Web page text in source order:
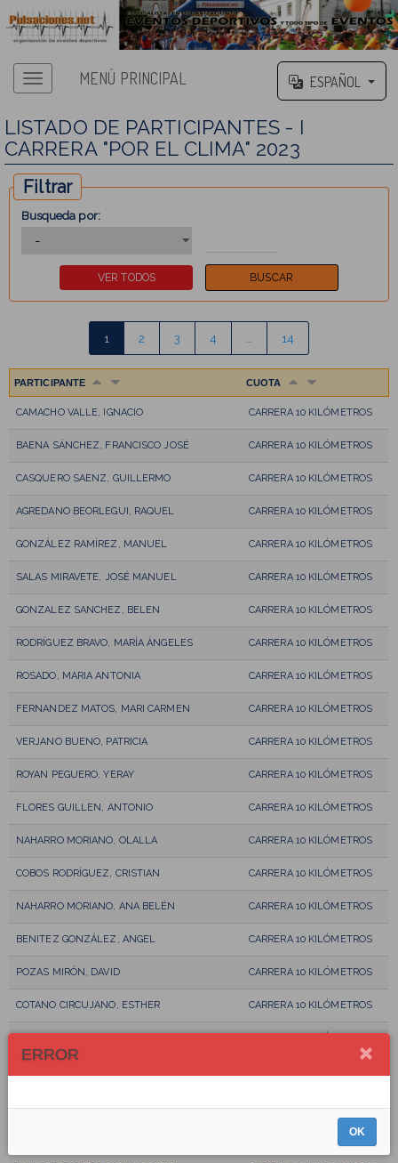
MENÚ PRINCIPAL ESPAÑOL
LISTADO DE PARTICIPANTES - I
CARRERA "POR EL CLIMA" 2023
Filtrar
Busqueda por:
1 2 3 4 14
PARTICIPANTE CUOTA
CAMACHO VALLE, IGNACIO CARRERA 10 KILÓMETROS
BAENA SÁNCHEZ, FRANCISCO JOSÉ CARRERA 10 KILÓMETROS
CASQUERO SAENZ, GUILLERMO CARRERA 10 KILÓMETROS
AGREDANO BEORLEGUI, RAQUEL CARRERA 10 KILÓMETROS
GONZÁLEZ RAMÍREZ, MANUEL CARRERA 10 KILÓMETROS
SALAS MIRAVETE, JOSÉ MANUEL CARRERA 10 KILÓMETROS
GONZALEZ SANCHEZ, BELEN CARRERA 10 KILÓMETROS
RODRÍGUEZ BRAVO, MARÍA ÁNGELES CARRERA 10 KILÓMETROS
ROSADO, MARIA ANTONIA CARRERA 10 KILÓMETROS
FERNANDEZ MATOS, MARI CARMEN CARRERA 10 KILÓMETROS
VERJANO BUENO, PATRICIA CARRERA 10 KILÓMETROS
ROYAN PEGUERO, YERAY CARRERA 10 KILÓMETROS
FLORES GUILLEN, ANTONIO CARRERA 10 KILÓMETROS
NAHARRO MORIANO, OLALLA CARRERA 10 KILÓMETROS
COBOS RODRÍGUEZ, CRISTIAN CARRERA 10 KILÓMETROS
NAHARRO MORIANO, ANA BELÉN CARRERA 10 KILÓMETROS
BENITEZ GONZÁLEZ, ANGEL CARRERA 10 KILÓMETROS
POZAS MIRÓN, DAVID CARRERA 10 KILÓMETROS
COTANO CIRCUJANO, ESTHER CARRERA 10 KILÓMETROS
CARRERA 10 KILÓMETROS
ERROR
OK